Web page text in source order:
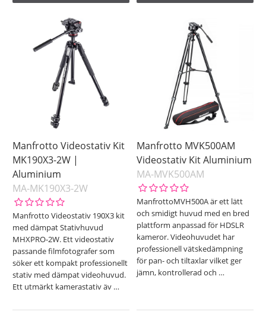
Manfrotto Videostativ Kit
MK190X3-2W |
Aluminium
MA-MK190X3-2W
Manfrotto Videostativ 190X3 kit
med dämpat Stativhuvud
MHXPRO-2W. Ett videostativ
passande filmfotografer som
söker ett kompakt professionellt
stativ med dämpat videohuvud.
Ett utmärkt kamerastativ äv …
Manfrotto MVK500AM
Videostativ Kit Aluminium
MA-MVK500AM
ManfrottoMVH500A är ett lätt
och smidigt huvud med en bred
plattform anpassad för HDSLR
kameror. Videohuvudet har
professionell vätskedämpning
för pan- och tiltaxlar vilket ger
jämn, kontrollerad och …